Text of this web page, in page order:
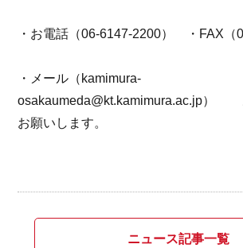
・お電話（06-6147-2200） ・FAX（
・メール（kamimura-
osakaumeda@kt.kamimura.ac.jp）
お願いします。
ニュース記事一覧